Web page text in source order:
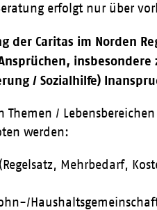
erfolgt nur über
der Caritas im Norden
insbesondere
/ Sozialhilfe)
/
werden:
Mehrbedarf,